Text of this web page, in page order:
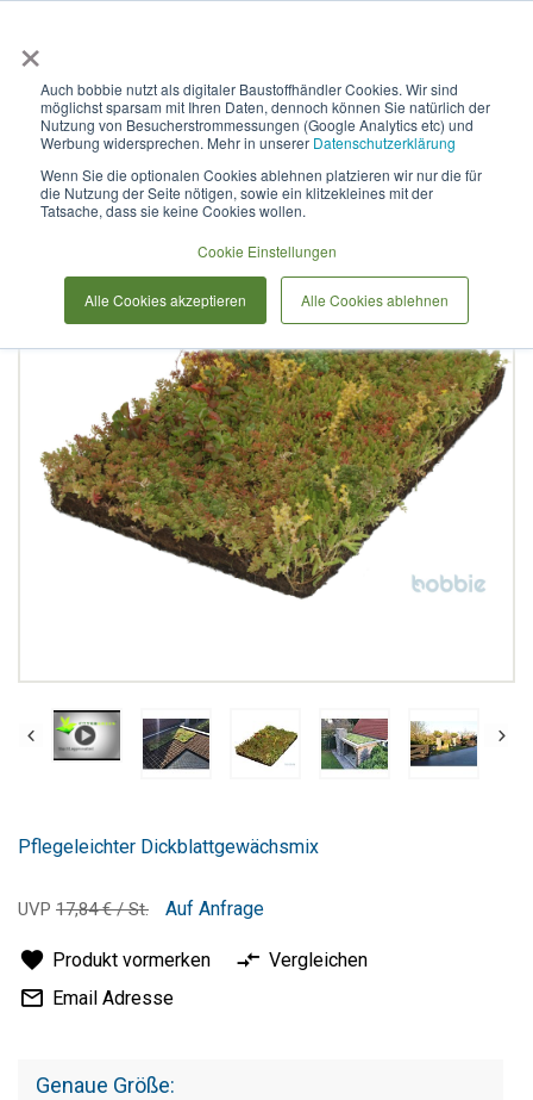
×
Auch bobbie nutzt als digitaler Baustoffhändler Cookies. Wir sind
möglichst sparsam mit Ihren Daten, dennoch können Sie natürlich der
Nutzung von Besucherstrommessungen (Google Analytics etc) und
Werbung widersprechen. Mehr in unserer Datenschutzerklärung
Wenn Sie die optionalen Cookies ablehnen platzieren wir nur die für
die Nutzung der Seite nötigen, sowie ein klitzekleines mit der
Tatsache, dass sie keine Cookies wollen.
Cookie Einstellungen
Alle Cookies akzeptieren Alle Cookies ablehnen
Sedum
Zum
Ende
Bildergalerie
springen
der
springen
Pflegeleichter Dickblattgewächsmix
UVP 17,84 € / St. Auf Anfrage
Produkt vormerken
Vergleichen
Email Adresse
Genaue Größe